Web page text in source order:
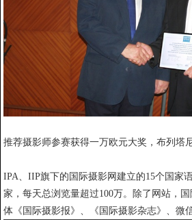
推荐摄影师参赛获得一万欧元大奖，布列塔
IPA、IIP旗下的国际摄影网建立的15个国家
家，每天总浏览量超过100万。除了网站，
体《国际摄影报》、《国际摄影杂志》、微